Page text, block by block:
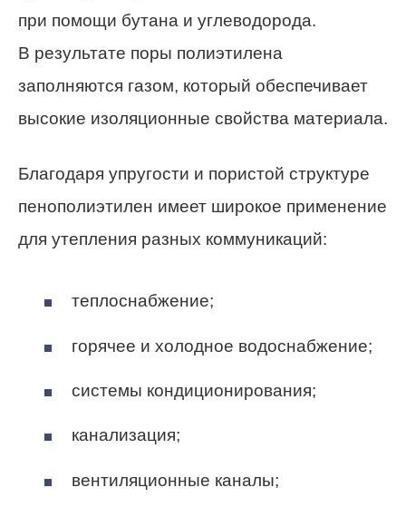
при помощи бутана и углеводорода.
В результате поры полиэтилена
заполняются газом, который обеспечивает
высокие изоляционные свойства материала.
Благодаря упругости и пористой структуре
пенополиэтилен имеет широкое применение
для утепления разных коммуникаций:
теплоснабжение;
горячее и холодное водоснабжение;
системы кондиционирования;
канализация;
вентиляционные каналы;